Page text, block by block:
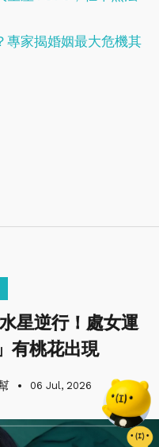
專家揭婚姻最大危機其
星逆行！處女運
有桃花出現
06 Jul, 2026